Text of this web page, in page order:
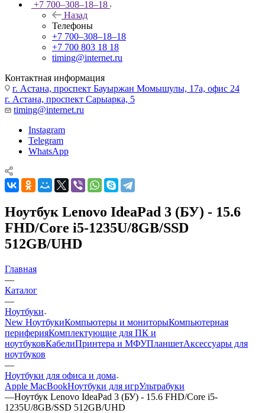
+7 700‒308‒18‒18
Назад
Телефоны
+7 700‒308‒18‒18
+7 700 803 18 18
timing@internet.ru
Контактная информация
г. Астана, проспект Бауыржан Момышулы, 17а, офис 24
г. Астана, проспект Сарыарка, 5
timing@internet.ru
Instagram
Telegram
WhatsApp
Ноутбук Lenovo IdeaPad 3 (БУ) - 15.6
FHD/Core i5-1235U/8GB/SSD
512GB/UHD
Главная
—
Каталог
—
Ноутбуки
New НоутбукиКомпьютеры и мониторыКомпьютерная
периферияКомплектующие для ПК и
ноутбуковКабелиПринтера и МФУПланшетАксессуары для
ноутбуков
—
Ноутбуки для офиса и дома
Apple MacBookНоутбуки для игрУльтрабуки
—Ноутбук Lenovo IdeaPad 3 (БУ) - 15.6 FHD/Core i5-
1235U/8GB/SSD 512GB/UHD